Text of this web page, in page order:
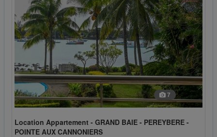
7
Location Appartement - GRAND BAIE - PEREYBERE -
POINTE AUX CANNONIERS